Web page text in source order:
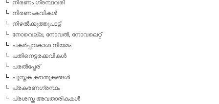
നിരണം ഗ്രന്ഥവരി
നിരണംകവികള്‍
നിഴല്‍ക്കുത്തുപാട്ട്
നോവെല്ല, നോവല്‍, നോവലെറ്റ്
പകര്‍പ്പവകാശ നിയമം
പതിനെട്ടരക്കവികള്‍
പരല്‍പ്പേര്
പുസ്തക കൗതുകങ്ങള്‍
പ്രകരണഗ്രന്ഥം
പ്രശസ്ത അവതാരികകള്‍